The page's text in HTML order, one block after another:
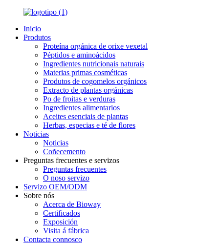
Inicio
Produtos
Proteína orgánica de orixe vexetal
Péptidos e aminoácidos
Ingredientes nutricionais naturais
Materias primas cosméticas
Produtos de cogomelos orgánicos
Extracto de plantas orgánicas
Po de froitas e verduras
Ingredientes alimentarios
Aceites esenciais de plantas
Herbas, especias e té de flores
Noticias
Noticias
Coñecemento
Preguntas frecuentes e servizos
Preguntas frecuentes
O noso servizo
Servizo OEM/ODM
Sobre nós
Acerca de Bioway
Certificados
Exposición
Visita á fábrica
Contacta connosco